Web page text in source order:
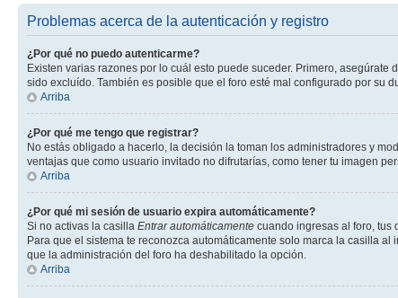
Problemas acerca de la autenticación y registro
¿Por qué no puedo autenticarme?
Existen varias razones por lo cuál esto puede suceder. Primero,
sido excluído. También es posible que el foro esté mal configurado por su
Arriba
¿Por qué me tengo que registrar?
No estás obligado a hacerlo, la decisión la toman los administradores y
ventajas que como usuario invitado no difrutarías, como tener tu imagen
Arriba
¿Por qué mi sesión de usuario expira automáticamente?
Si no activas la casilla Entrar automáticamente cuando ingresas al foro, tus
Para que el sistema te reconozca automáticamente solo marca la casilla
que la administración del foro ha deshabilitado la opción.
Arriba